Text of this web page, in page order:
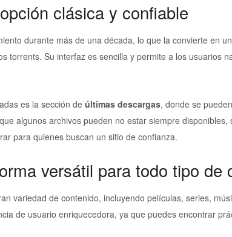
clásica y confiable
durante más de una década, lo que la convierte en
torrents. Su interfaz es sencilla y permite a los usuarios
es la sección de últimas descargas, donde se
algunos archivos pueden no estar siempre disponibles,
para quienes buscan un sitio de confianza.
versátil para todo tipo de
variedad de contenido, incluyendo películas, series,
de usuario enriquecedora, ya que puedes encontrar